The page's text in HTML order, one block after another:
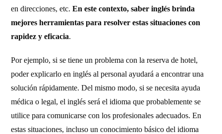
en direcciones, etc.En este contexto, saber inglés brinda
mejores herramientas para resolver estas situaciones con
rapidez y eficacia.
Por ejemplo, si se tiene un problema con la reserva de hotel,
poder explicarlo en inglés al personal ayudará a encontrar una
solución rápidamente. Del mismo modo, si se necesita ayuda
médica o legal, el inglés será el idioma que probablemente se
utilice para comunicarse con los profesionales adecuados. En
estas situaciones, incluso un conocimiento básico del idioma